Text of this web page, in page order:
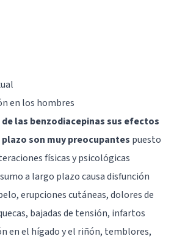
en los hombres
las benzodiacepinas sus efectos
son muy preocupantes puesto
físicas y psicológicas
a largo plazo causa disfunción
erupciones cutáneas, dolores de
bajadas de tensión, infartos
en el hígado y el riñón, temblores,